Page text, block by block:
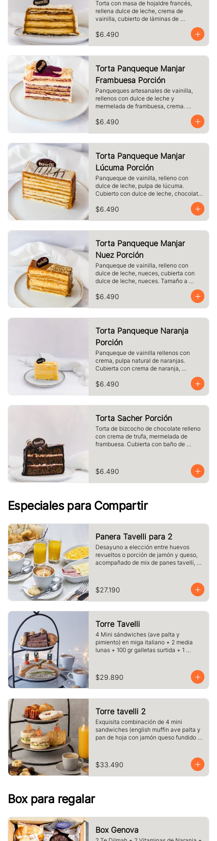
Torta con masa de hojaldre francés,
rellena dulce de leche, crema de
vainilla, cubierto de láminas de
$6.490
Torta Panqueque Manjar
Frambuesa Porción
Panqueques artesanales de vainilla,
rellenos con dulce de leche y
mermelada de frambuesa, crema.
almendras laminadas tostadas.
$6.490
Torta Panqueque Manjar
Lúcuma Porción
Panqueque de vainilla, relleno con
dulce de leche, pulpa de lúcuma.
Cubierto con dulce de leche, chocolate
$6.490
Torta Panqueque Manjar
Nuez Porción
Panqueque de vainilla, relleno con
dulce de leche, nueces, cubierta con
dulce de leche, nueces. Tamaño a
$6.490
Torta Panqueque Naranja
Porción
Panqueque de vainilla rellenos con
crema, pulpa natural de naranjas.
Cubierta con crema de naranja,
$6.490
Torta Sacher Porción
Torta de bizcocho de chocolate relleno
con crema de trufa, mermelada de
frambuesa. Cubierta con baño de
$6.490
Especiales para Compartir
Panera Tavelli para 2
Desayuno a elección entre huevos
revueltos o porción de jamón y queso,
acompañado de mix de panes tavelli,
y dos café o té a elección
$27.190
Torre Tavelli
4 Mini sándwiches (ave palta y
pimiento) en miga italiano + 2 media
lunas + 100 gr galletas surtida + 1
$29.890
Torre tavelli 2
Exquisita combinación de 4 mini
sandwiches (english muffin ave palta y
pan de hoja con jamón queso fundido
jugos pequeños.
$33.490
Box para regalar
Box Genova